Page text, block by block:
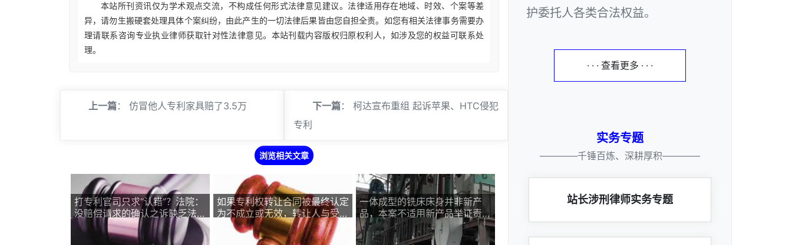
本站所刊资讯仅为学术观点交流，不构成任何形式法律意见建议。法律适用存在地域、时效、个案等差
异，请勿生搬硬套处理具体个案纠纷，由此产生的一切法律后果皆由您自担全责。如您有相关法律事务需要办
理请联系咨询专业执业律师获取针对性法律意见。本站刊载内容版权归原权利人，如涉及您的权益可联系处
理。
上一篇： 仿冒他人专利家具赔了3.5万 下一篇： 柯达宣布重组 起诉苹果、HTC侵犯
专利
浏览相关文章
打专利官司只求“认错”？法院：
没赔偿请求的确认之诉缺乏法律
必要性
如果专利权转让合同被最终认定
为不成立或无效，转让人与受让
人之间不发生专利权变动法律后
一体成型的铣床床身并非新产
品，本案不适用新产品举证责任
倒置
护委托人各类合法权益。
· · · 查看更多 · · ·
实务专题
————千锤百炼、深耕厚积————
站长涉刑律师实务专题